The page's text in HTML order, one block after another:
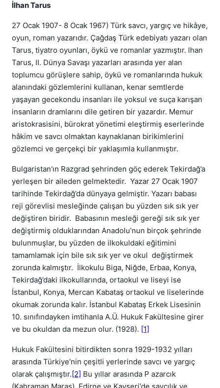
İlhan Tarus
27 Ocak 1907- 8 Ocak 1967) Türk savcı, yargıç ve hikâye,
oyun, roman yazarıdır. Çağdaş Türk edebiyatı yazarı olan
Tarus, tiyatro oyunları, öykü ve romanlar yazmıştır. lhan
Tarus, II. Dünya Savaşı yazarları arasında yer alan
toplumcu görüşlere sahip, öykü ve romanlarında hukuk
alanındaki gözlemlerini kullanan, kenar semtlerde
yaşayan gecekondu insanları ile yoksul ve suça karışan
insanların dramlarını dile getiren bir yazardır. Memur
aristokrasisini, bürokrat yönetimi eleştirmiş eserlerinde
hâkim ve savcı olmaktan kaynaklanan birikimlerini
gözlemci ve gerçekçi bir yaklaşımla kullanmıştır.
Bulgaristan'ın Razgrad şehrinden göç ederek Tekirdağ’a
yerleşen bir aileden gelmektedir. Yazar 27 Ocak 1907
tarihinde Tekirdağ’da dünyaya gelmiştir. Yazarı babası
reji görevlisi mesleğinde çalışan bu yüzden sık sık yer
değiştiren biridir. Babasının mesleği gereği sık sık yer
değiştirmiş olduklarından Anadolu’nun birçok şehrinde
bulunmuşlar, bu yüzden de ilkokuldaki eğitimini
tamamlamak için bile sık sık yer ve okul değiştirmek
zorunda kalmıştır. İlkokulu Biga, Niğde, Erbaa, Konya,
Tekirdağ’daki ilkokullarında, ortaokul ve liseyi ise
İstanbul, Konya, Mercan Kabataş ortaokul ve liselerinde
okumak zorunda kalır. İstanbul Kabataş Erkek Lisesinin
10. sınıfındayken imtihanla A.Ü. Hukuk Fakültesine girer
ve bu okuldan da mezun olur. (1928). [1]
Hukuk Fakültesini bitirdikten sonra 1929-1932 yılları
arasında Türkiye'nin çeşitli yerlerinde savcı ve yargıç
olarak çalışmıştır.[2] Bu yıllar arasında P azarcık